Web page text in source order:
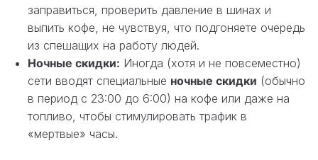
заправиться, проверить давление в шинах и
выпить кофе, не чувствуя, что подгоняете очередь
из спешащих на работу людей.
Ночные скидки: Иногда (хотя и не повсеместно)
сети вводят специальные ночные скидки (обычно
в период с 23:00 до 6:00) на кофе или даже на
топливо, чтобы стимулировать трафик в
«мертвые» часы.